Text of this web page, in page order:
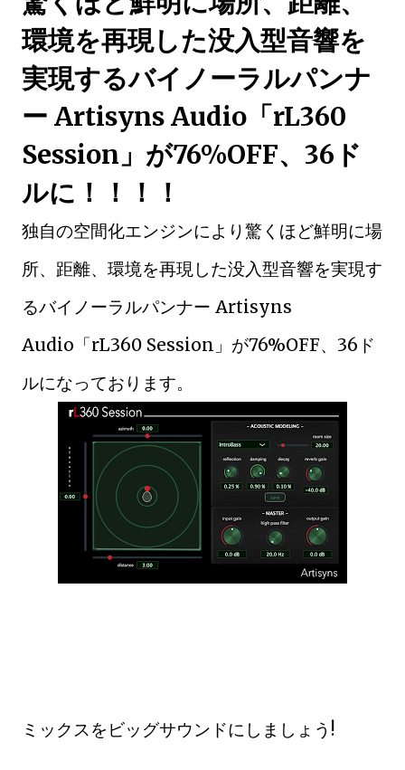
環境を再現した没入型音響を
実現するバイノーラルパンナ
ー Artisyns Audio「rL360
Session」が76%OFF、36ド
ルに！！！！
独自の空間化エンジンにより驚くほど鮮明に場
所、距離、環境を再現した没入型音響を実現す
るバイノーラルパンナー Artisyns
Audio「rL360 Session」が76%OFF、36ド
ルになっております。
ミックスをビッグサウンドにしましょう!